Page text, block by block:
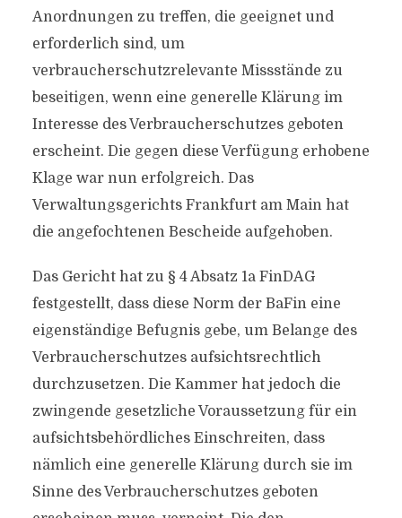
Anordnungen zu treffen, die geeignet und
erforderlich sind, um
verbraucherschutzrelevante Missstände zu
beseitigen, wenn eine generelle Klärung im
Interesse des Verbraucherschutzes geboten
erscheint. Die gegen diese Verfügung erhobene
Klage war nun erfolgreich. Das
Verwaltungsgerichts Frankfurt am Main hat
die angefochtenen Bescheide aufgehoben.
Das Gericht hat zu § 4 Absatz 1a FinDAG
festgestellt, dass diese Norm der BaFin eine
eigenständige Befugnis gebe, um Belange des
Verbraucherschutzes aufsichtsrechtlich
durchzusetzen. Die Kammer hat jedoch die
zwingende gesetzliche Voraussetzung für ein
aufsichtsbehördliches Einschreiten, dass
nämlich eine generelle Klärung durch sie im
Sinne des Verbraucherschutzes geboten